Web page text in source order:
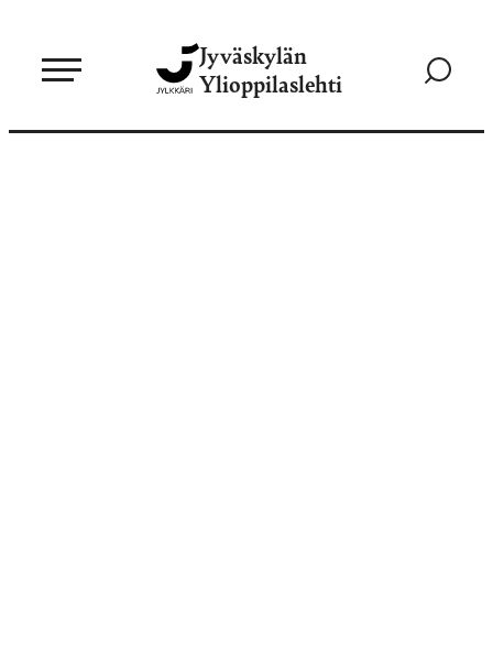
sisältöön
Jyväskylän
Ylioppilaslehti
Siirry